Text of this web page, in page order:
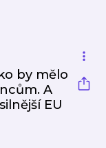
by mělo
A
EU